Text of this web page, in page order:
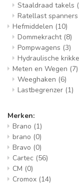
Staaldraad takels
Ratellast spanners
Hefmiddelen (10)
Dommekracht (8)
Pompwagens (3)
Hydraulische
Meten en Wegen (7)
Weeghaken (6)
Lastbegrenzer (1)
Merken:
Brano (1)
brano (0)
Bravo (0)
Cartec (56)
CM (0)
Cromox (14)